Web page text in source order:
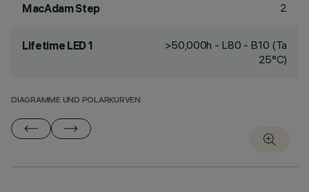
MacAdam Step 2
Lifetime LED 1
>50,000h - L80 - B10 (Ta
25°C)
DIAGRAMME UND POLARKURVEN